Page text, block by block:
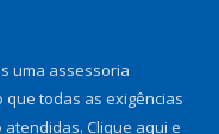
uma assessoria
todas as exigências
Clique aqui e